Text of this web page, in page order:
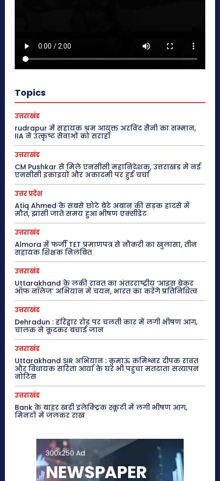
Topics
उत्तराखंड
rudrapur में सहायक श्रम आयुक्त अरविंद सैनी का सम्मान,
IIA ने उत्कृष्ट सेवाओं को सराहा
उत्तराखंड
CM Pushkar से मिले एनसीसी महानिदेशक, उत्तराखंड में नई
एनसीसी इकाइयों और अकादमी पर हुई चर्चा
उत्तर प्रदेश
Atiq Ahmed के सबसे छोटे बेटे अबान की सड़क हादसे में
मौत, झांसी जाते समय हुआ भीषण एक्सीडेंट
उत्तराखंड
Almora में फर्जी TET प्रमाणपत्र से नौकरी का खुलासा, तीन
सहायक शिक्षक निलंबित
उत्तराखंड
Uttarakhand के लकी रावत का अंतरराष्ट्रीय ‘आइस ब्रेकर
ऑफ नॉलेज’ अभियान में चयन, भारत का करेंगे प्रतिनिधित्व
उत्तराखंड
Dehradun : हरिद्वार रोड पर चलती कार में लगी भीषण आग,
चालक ने कूदकर बचाई जान
उत्तराखंड
Uttarakhand SIR अभियान : कुमाऊं कमिश्नर दीपक रावत
और विधायक सरिता आर्या के घर भी पहुंचा मतदाता सत्यापन
नोटिस
उत्तराखंड
Bank के बाहर खड़ी इलेक्ट्रिक स्कूटी में लगी भीषण आग,
मिनटों में जलकर राख